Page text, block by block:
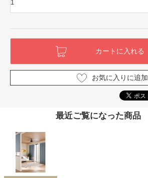
お気に入りに追加
最近ご覧になった商品